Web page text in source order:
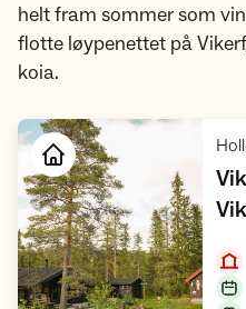
helt fram sommer som
flotte løypenettet på
koia.